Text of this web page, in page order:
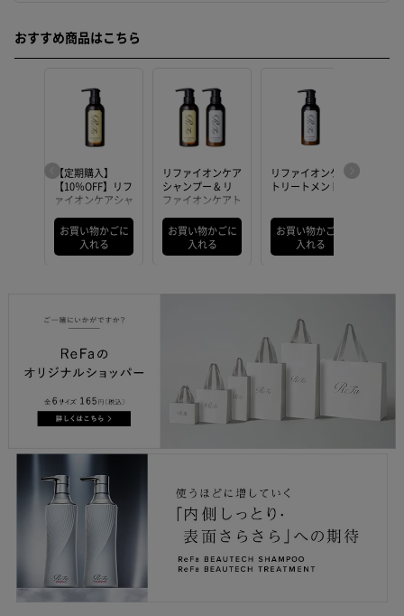
おすすめ商品はこちら
【定期購入】
【10％OFF】リフ
ァイオンケアシャ
お買い物かごに
入れる
リファイオンケア
シャンプー & リ
ファイオンケアト
ット
お買い物かごに
入れる
リファイオンケア
トリートメント
お買い物かごに
入れる